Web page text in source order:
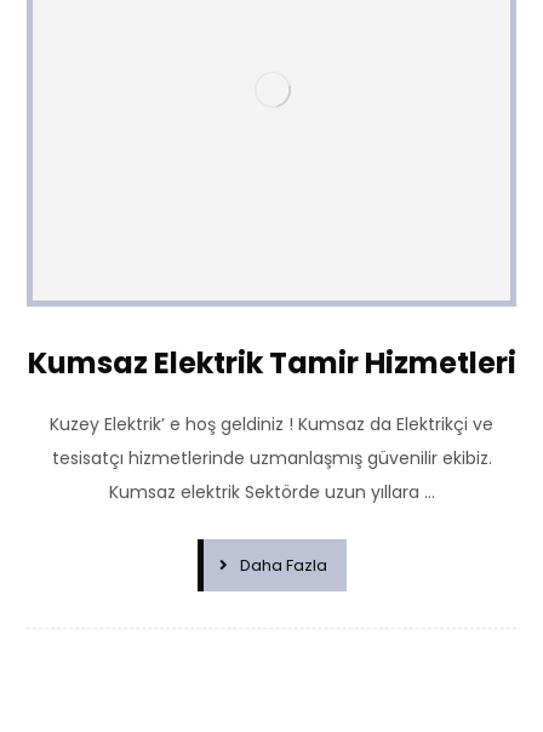
Kumsaz Elektrik Tamir Hizmetleri
Kuzey Elektrik’ e hoş geldiniz ! Kumsaz da Elektrikçi ve
tesisatçı hizmetlerinde uzmanlaşmış güvenilir ekibiz.
Kumsaz elektrik Sektörde uzun yıllara ...
Daha Fazla